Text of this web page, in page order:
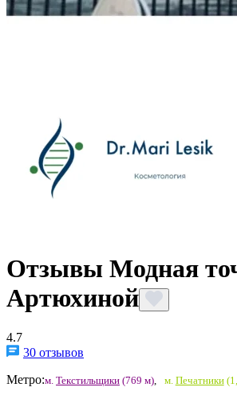
Отзывы Модная
Артюхиной
4.7
30 отзывов
Метро:м. Текстильщики (769 м) м. Печатники